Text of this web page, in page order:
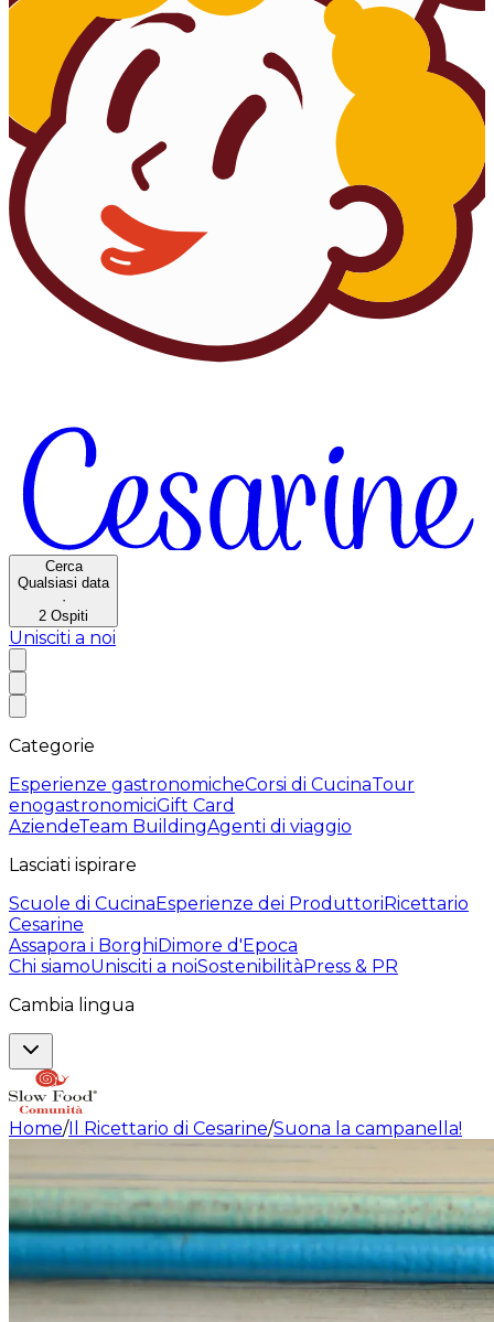
Cerca
Qualsiasi data
·
2 Ospiti
Unisciti a noi
Categorie
Esperienze gastronomicheCorsi di CucinaTour
enogastronomiciGift Card
AziendeTeam BuildingAgenti di viaggio
Lasciati ispirare
Scuole di CucinaEsperienze dei ProduttoriRicettario
Cesarine
Assapora i BorghiDimore d'Epoca
Chi siamoUnisciti a noiSostenibilitàPress & PR
Cambia lingua
Home/Il Ricettario di Cesarine/Suona la campanella!